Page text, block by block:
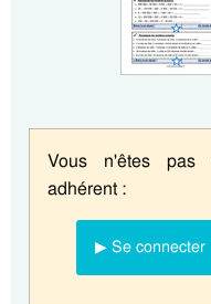
Vous n'êtes pas
adhérent :
▶ Se connecter